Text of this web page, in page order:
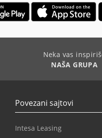
Neka vas
NAŠA GRUPA
Povezani sajtovi
Intesa Leasing